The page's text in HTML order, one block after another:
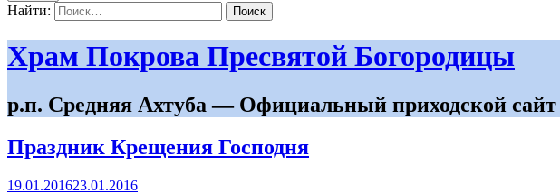
Найти:
Храм Покрова Пресвятой Богородицы
р.п. Средняя Ахтуба — Официальный приходской сайт
Праздник Крещения Господня
19.01.201623.01.2016